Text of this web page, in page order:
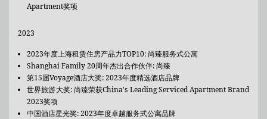
Apartment奖项
2023
2023年度上海租赁住房产品力TOP10: 尚臻服务式公寓
Shanghai Family 20周年杰出合作伙伴: 尚臻
第15届Voyage酒店大奖: 2023年度精选酒店品牌
世界旅游大奖: 尚臻荣获China's Leading Serviced Apartment Brand
2023奖项
中国酒店星光奖: 2023年度卓越服务式公寓品牌